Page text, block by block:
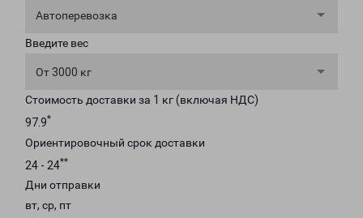
Автоперевозка
Введите вес
От 3000 кг
Стоимость доставки за 1 кг (включая НДС)
97.9*
Ориентировочный срок доставки
24 - 24**
Дни отправки
вт, ср, пт